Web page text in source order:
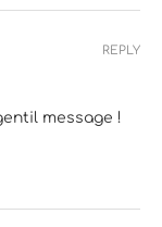
message !
REPLY